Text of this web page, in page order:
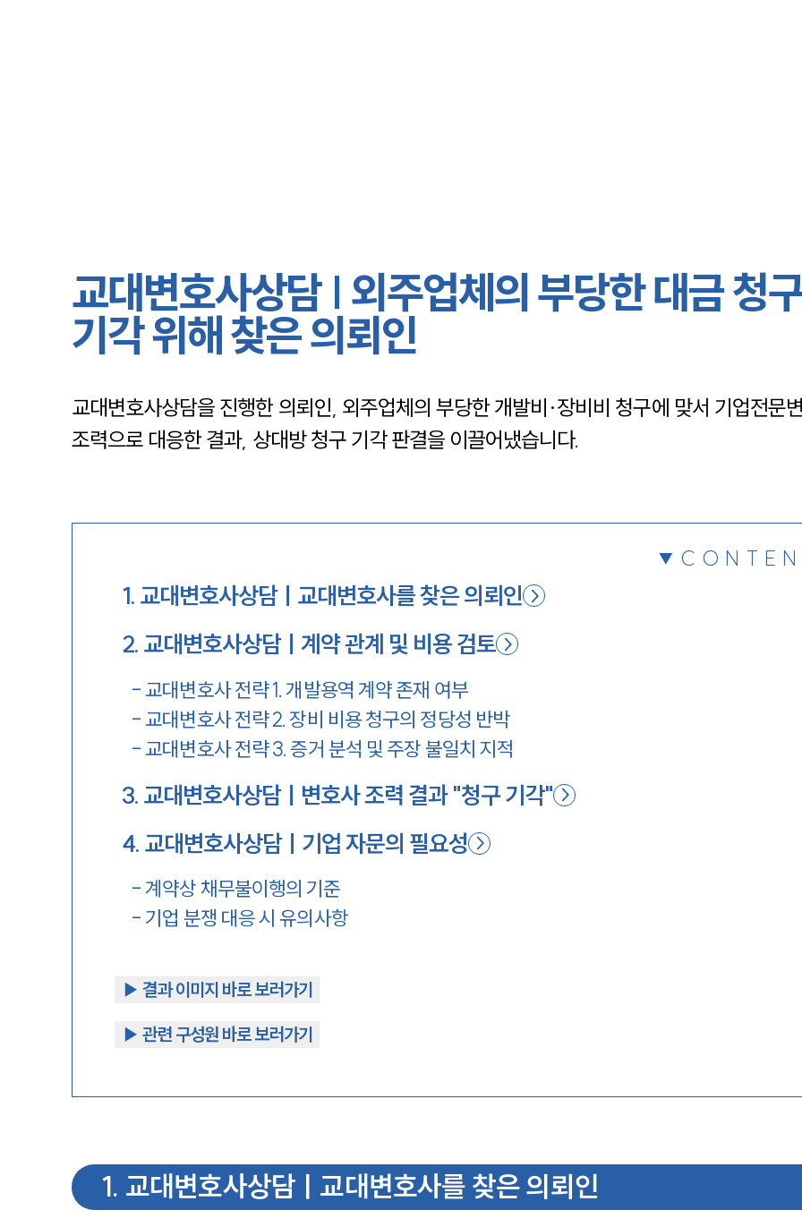
서초음주운
서초변호사
서초변호사상
채용정보
교대변호사상담 | 외주업체의 부당한 대금 청
기각 위해 찾은 의뢰인
교대변호사상담을 진행한 의뢰인, 외주업체의 부당한 개발비·장비비 청구에 맞서 기업전문
조력으로 대응한 결과, 상대방 청구 기각 판결을 이끌어냈습니다.
1. 교대변호사상담ㅣ교대변호사를 찾은 의뢰인
2. 교대변호사상담ㅣ계약 관계 및 비용 검토
-교대변호사 전략 1. 개발용역 계약 존재 여부
-교대변호사 전략 2. 장비 비용 청구의 정당성 반박
-교대변호사 전략 3. 증거 분석 및 주장 불일치 지적
3. 교대변호사상담ㅣ변호사 조력 결과 "청구 기각"
4. 교대변호사상담ㅣ기업 자문의 필요성
-계약상 채무불이행의 기준
- 기업 분쟁 대응 시 유의사항
▶︎ 결과 이미지 바로 보러가기
▶︎ 관련 구성원 바로 보러가기
1. 교대변호사상담ㅣ교대변호사를 찾은 의뢰인